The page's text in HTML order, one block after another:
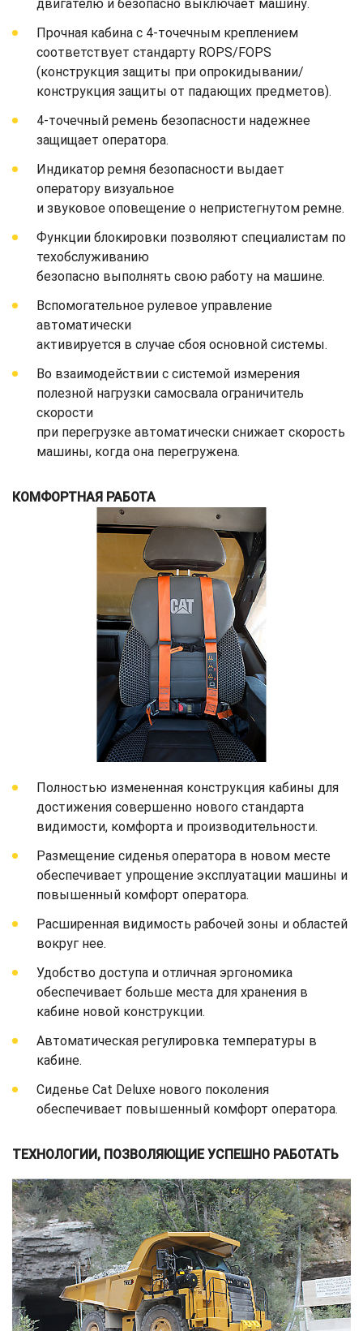
двигателю и безопасно выключает машину.
Прочная кабина с 4-точечным креплением
соответствует стандарту ROPS/FOPS
(конструкция защиты при опрокидывании/
конструкция защиты от падающих предметов).
4-точечный ремень безопасности надежнее
защищает оператора.
Индикатор ремня безопасности выдает
оператору визуальное
и звуковое оповещение о непристегнутом ремне.
Функции блокировки позволяют специалистам по
техобслуживанию
безопасно выполнять свою работу на машине.
Вспомогательное рулевое управление
автоматически
активируется в случае сбоя основной системы.
Во взаимодействии с системой измерения
полезной нагрузки самосвала ограничитель
скорости
при перегрузке автоматически снижает скорость
машины, когда она перегружена.
КОМФОРТНАЯ РАБОТА
Полностью измененная конструкция кабины для
достижения совершенно нового стандарта
видимости, комфорта и производительности.
Размещение сиденья оператора в новом месте
обеспечивает упрощение эксплуатации машины и
повышенный комфорт оператора.
Расширенная видимость рабочей зоны и областей
вокруг нее.
Удобство доступа и отличная эргономика
обеспечивает больше места для хранения в
кабине новой конструкции.
Автоматическая регулировка температуры в
кабине.
Сиденье Cat Deluxe нового поколения
обеспечивает повышенный комфорт оператора.
ТЕХНОЛОГИИ, ПОЗВОЛЯЮЩИЕ УСПЕШНО РАБОТАТЬ